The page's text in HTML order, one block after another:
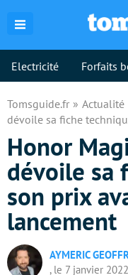
Electricité Forfaits
Tomsguide.fr Actualité
dévoile sa fiche
Honor
dévoile sa
son prix
lancement
AYMERIC
, le 7 janvier 2022